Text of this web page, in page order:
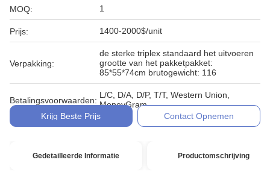
MOQ: 1
Prijs: 1400-2000$/unit
Verpakking:
de sterke triplex standaard het uitvoeren
grootte van het pakketpakket:
85*55*74cm brutogewicht: 116
Betalingsvoorwaarden:
L/C, D/A, D/P, T/T, Western Union,
MoneyGram
Krijg Beste Prijs
Contact Opnemen
Gedetailleerde Informatie Productomschrijving